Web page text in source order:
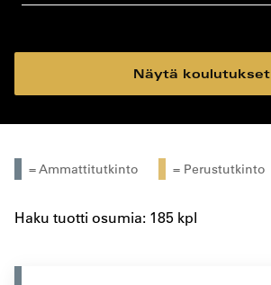
Näytä koulutukset
= Ammattitutkinto = Perustutkinto
Haku tuotti osumia: 185 kpl